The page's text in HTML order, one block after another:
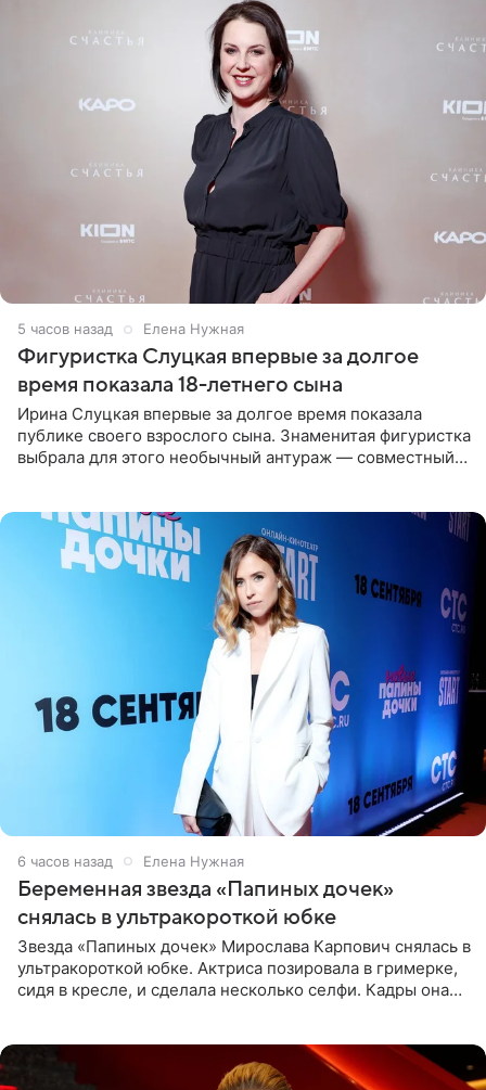
5 часов назад Елена Нужная
Фигуристка Слуцкая впервые за долгое
время показала 18-летнего сына
Ирина Слуцкая впервые за долгое время показала
публике своего взрослого сына. Знаменитая фигуристка
выбрала для этого необычный антураж — совместный
6 часов назад Елена Нужная
Беременная звезда «Папиных дочек»
снялась в ультракороткой юбке
Звезда «Папиных дочек» Мирослава Карпович снялась в
ультракороткой юбке. Актриса позировала в гримерке,
сидя в кресле, и сделала несколько селфи. Кадры она